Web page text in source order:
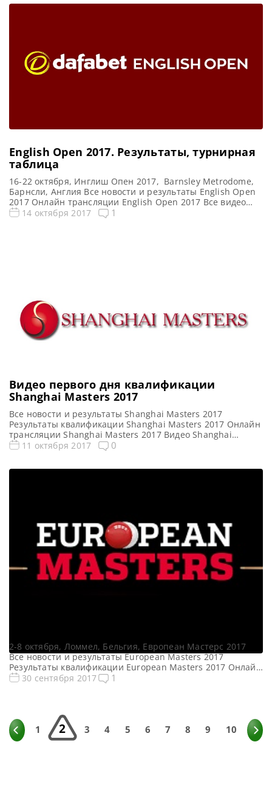
English Open 2017. Результаты, турнирная
таблица
16-22 октября, Инглиш Опен 2017, Barnsley Metrodome,
Барнсли, Англия Все новости и результаты English Open
2017 Онлайн трансляции English Open 2017 Все видео
матчей English Open 2017 Турнирная сетка: 1/16 финала
14 октября 2017 1
Видео первого дня квалификации
Shanghai Masters 2017
Все новости и результаты Shanghai Masters 2017
Результаты квалификации Shanghai Masters 2017 Онлайн
трансляции Shanghai Masters 2017 Видео Shanghai
Masters 2017 Видео матча Митчелл Мэнн — Рики Уолден
11 октября 2017 0
2-8 октября, Ломмел, Бельгия, Европеан Мастерс 2017
Все новости и результаты European Masters 2017
Результаты квалификации European Masters 2017 Онлайн
трансляции European Masters 2017 Видео European
30 сентября 2017 1
1 2 3 4 5 6 7 8 9 10